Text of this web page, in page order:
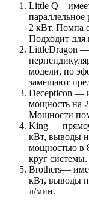
Little Q –
2 кВт. Помпа
Подходит для
LittleDragon —
модели, по
замещают
Decepticon —
мощность на
Мощности
King —
кВт, выводы
мощностью в
круг системы.
Brothers—
кВт, выводы
л/мин.